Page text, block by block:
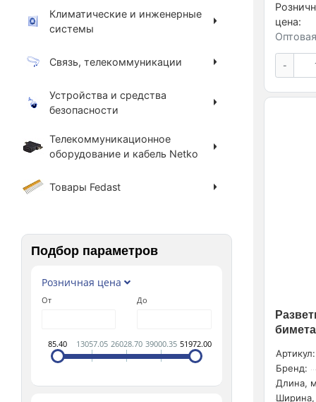
цена:
-
Артикул:
Бренд:
Длина,
Климатические и инженерные
системы
Связь, телекоммуникации
Устройства и средства
безопасности
Телекоммуникационное
оборудование и кабель Netko
Товары Fedast
Подбор параметров
Розничная цена
От До
85.40 13057.05 26028.70 39000.35 51972.00